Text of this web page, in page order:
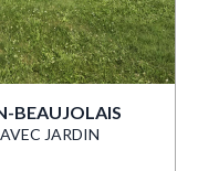
BEAUJOLAIS
JARDIN